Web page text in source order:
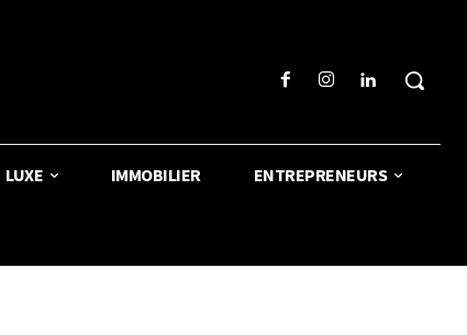
LUXE IMMOBILIER ENTREPRENEURS